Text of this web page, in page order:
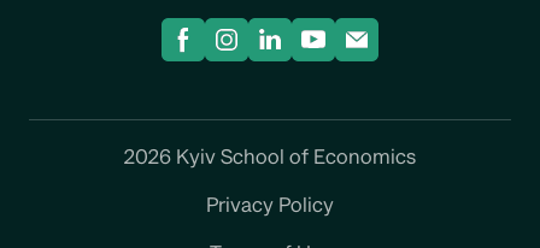
2026 Kyiv School of Economics
Privacy Policy